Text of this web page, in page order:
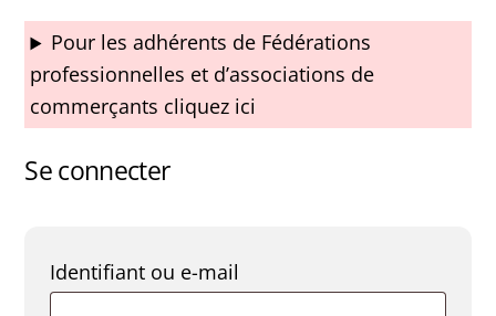
Pour les adhérents de Fédérations
professionnelles et d’associations de
commerçants cliquez ici
Se connecter
Identifiant ou e-mail